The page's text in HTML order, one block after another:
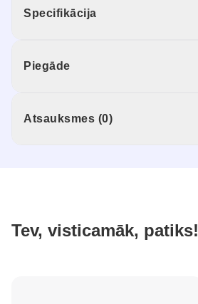
Specifikācija
Piegāde
Atsauksmes (0)
Tev, visticamāk, patiks!